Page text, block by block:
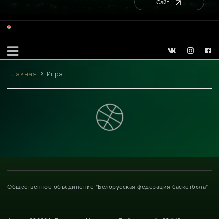
Сайт
Главная Игра
Общественное объединение "Белорусская федерация баскетбола"